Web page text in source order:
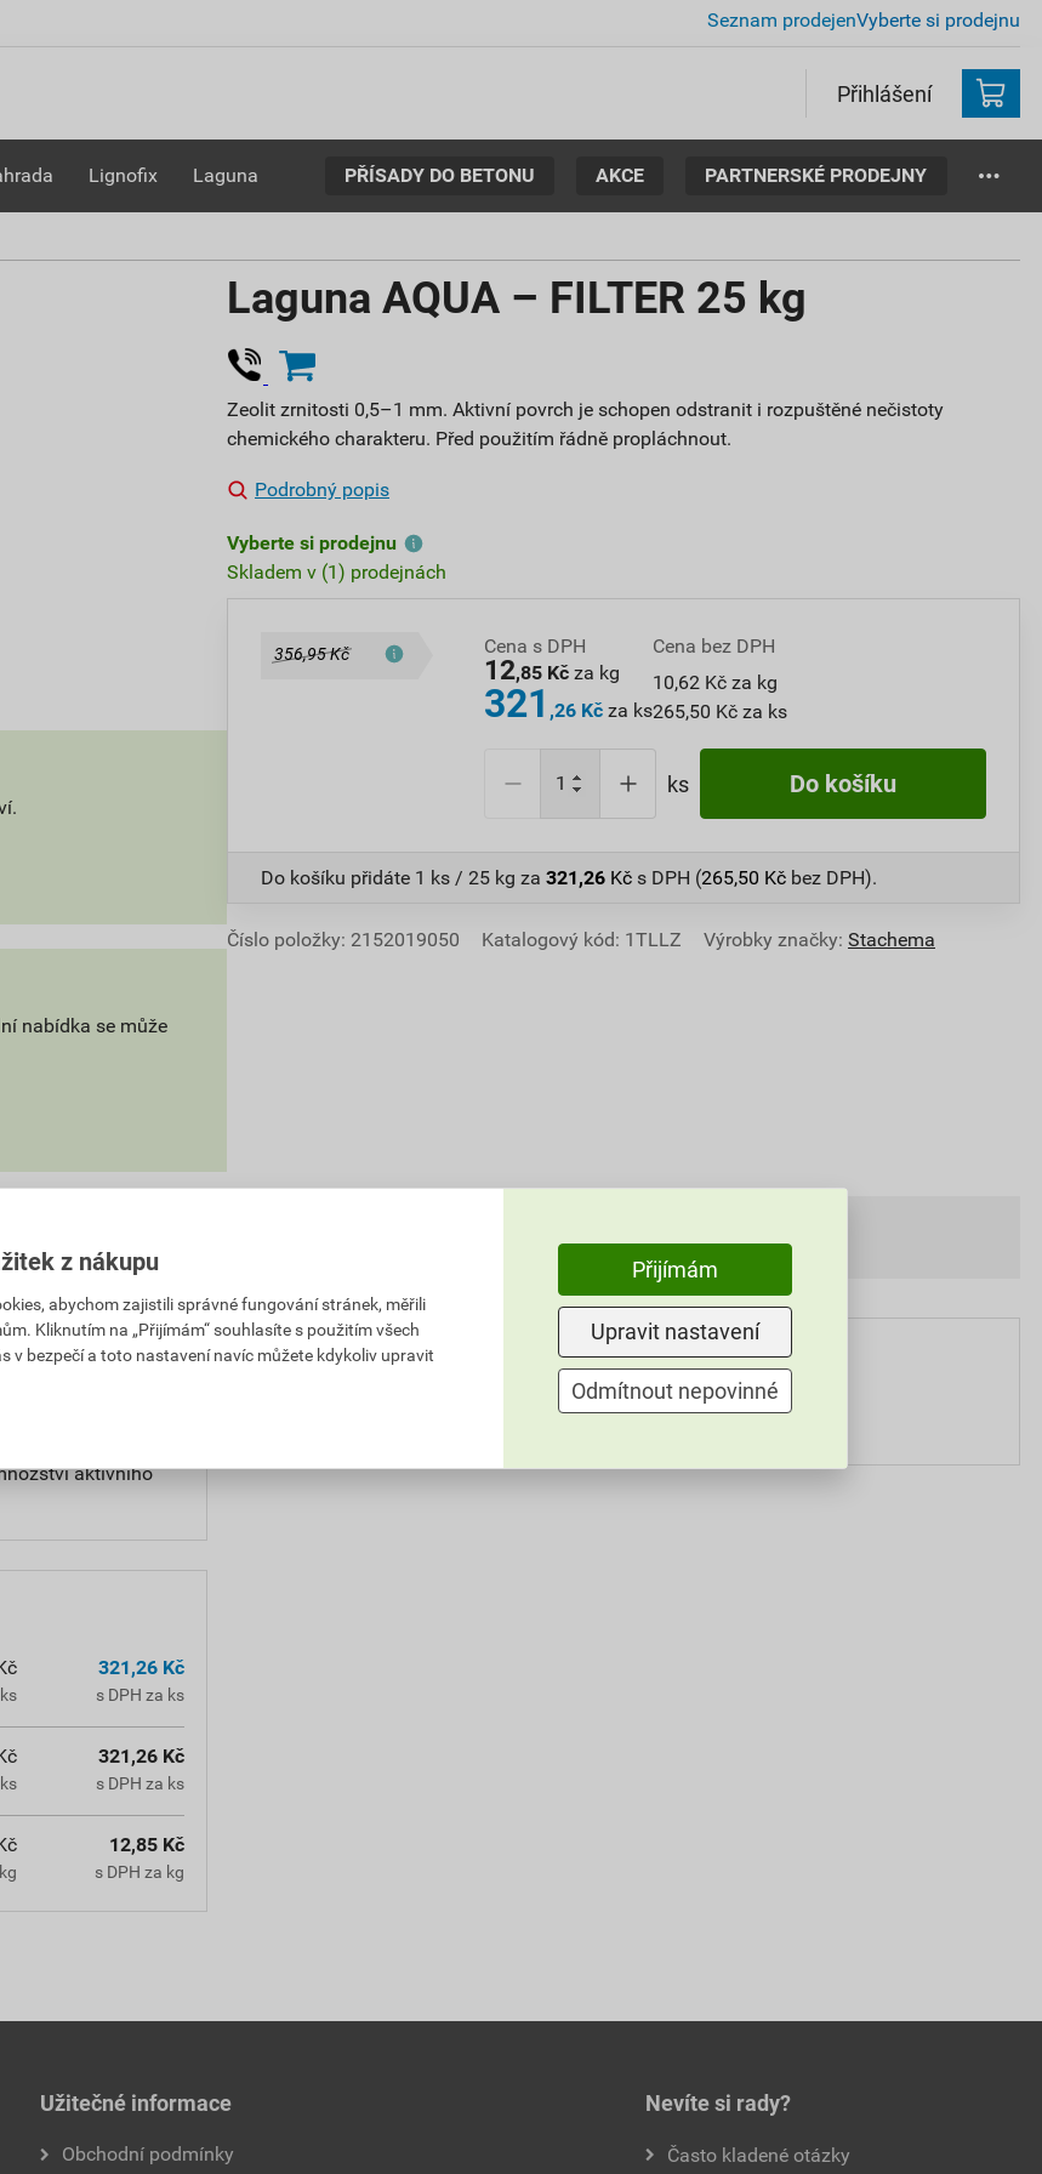
Seznam prodejenVyberte si prodejnu
Přihlášení
Lignofix Laguna PŘÍSADY DO BETONU AKCE PARTNERSKÉ PRODEJNY
nabídka se může
Laguna AQUA – FILTER 25 kg
Zeolit zrnitosti 0,5–1 mm. Aktivní povrch je schopen odstranit i rozpuštěné nečistoty
chemického charakteru. Před použitím řádně propláchnout.
Podrobný popis
Vyberte si prodejnu
Skladem v (1) prodejnách
356,95 Kč Cena s DPH
12,85 Kč za kg
321 ,26 Kč za ks
Cena bez DPH
10,62 Kč za kg
265,50 Kč za ks
ks Do košíku
Do košíku přidáte 1 ks / 25 kg za 321,26 Kč s DPH (265,50 Kč bez DPH).
Číslo položky: 2152019050 Katalogový kód: 1TLLZ Výrobky značky: Stachema
mm. Aktivní
nečistoty
aktivního
321,26 Kč
s DPH za ks
321,26 Kč
s DPH za ks
12,85 Kč
s DPH za kg
Parametry
25 kg
Užitečné informace
Obchodní podmínky
Nevíte si rady?
Často kladené otázky
z nákupu
abychom zajistili správné fungování stránek, měřili
Kliknutím na „Přijímám“ souhlasíte s použitím všech
v bezpečí a toto nastavení navíc můžete kdykoliv upravit
Přijímám
Upravit nastavení
Odmítnout nepovinné